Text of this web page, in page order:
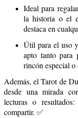
Ideal para
la historia o el
destaca en
Útil para el uso
apto tanto para
rincón especial
Además, el Tarot de
desde una mirada
lecturas o
compartir. ✅